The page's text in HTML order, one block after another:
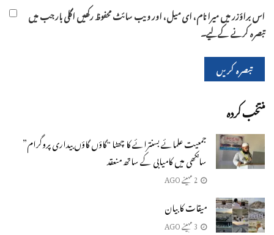
اس براؤزر میں میرا نام، ای میل، اور ویب سائٹ محفوظ رکھیں اگلی بار جب میں
تبصرہ کرنے کےلیے۔
منتخب کردہ
جمعیت علمائے بسنترائے کا چھٹا "گاؤں گاؤں بیداری پروگرام”
سانکھی میں کامیابی کے ساتھ منعقد
میقات کا بیان